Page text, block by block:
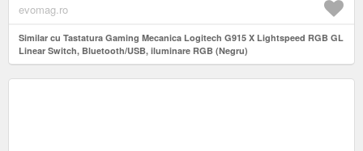
evomag.ro
Similar cu Tastatura Gaming Mecanica Logitech G915 X Lightspeed RGB GL
Linear Switch, Bluetooth/USB, iluminare RGB (Negru)